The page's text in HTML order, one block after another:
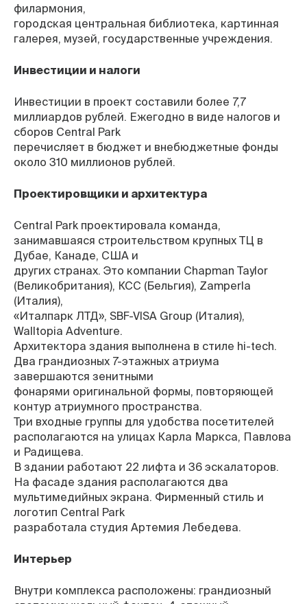
филармония,
городская центральная библиотека, картинная
галерея, музей, государственные учреждения.
Инвестиции и налоги
Инвестиции в проект составили более 7,7
миллиардов рублей. Ежегодно в виде налогов и
сборов Central Park
перечисляет в бюджет и внебюджетные фонды
около 310 миллионов рублей.
Проектировщики и архитектура
Central Park проектировала команда,
занимавшаяся строительством крупных ТЦ в
Дубае, Канаде, США и
других странах. Это компании Chapman Taylor
(Великобритания), КСС (Бельгия), Zamperla
(Италия),
«Италпарк ЛТД», SBF-VISA Group (Италия),
Walltopia Adventure.
Архитектора здания выполнена в стиле hi-tech.
Два грандиозных 7-этажных атриума
завершаются зенитными
фонарями оригинальной формы, повторяющей
контур атриумного пространства.
Три входные группы для удобства посетителей
располагаются на улицах Карла Маркса, Павлова
и Радищева.
В здании работают 22 лифта и 36 эскалаторов.
На фасаде здания располагаются два
мультимедийных экрана. Фирменный стиль и
логотип Central Park
разработала студия Артемия Лебедева.
Интерьер
Внутри комплекса расположены: грандиозный